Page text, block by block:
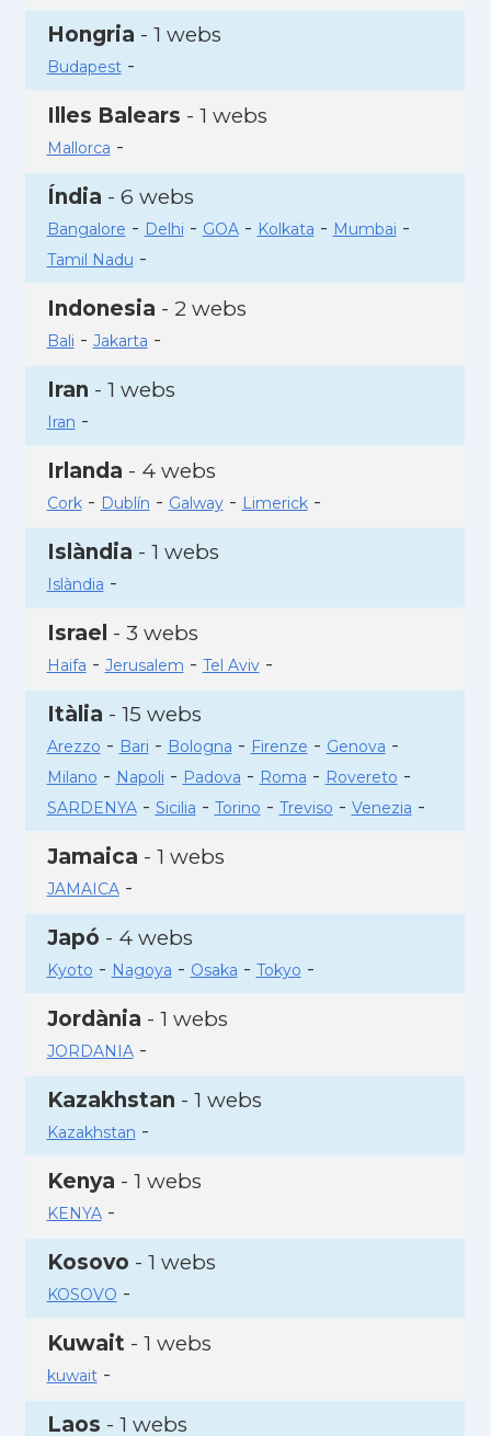
Hongria - 1 webs
Budapest-
Illes Balears - 1 webs
Mallorca -
Índia - 6 webs
Bangalore - Delhi - GOA- Kolkata - Mumbai -
Tamil Nadu -
Indonesia - 2 webs
Bali - Jakarta -
Iran - 1 webs
Iran -
Irlanda - 4 webs
Cork- Dublín - Galway- Limerick-
Islàndia - 1 webs
Islàndia -
Israel - 3 webs
Haifa - Jerusalem - Tel Aviv-
Itàlia - 15 webs
Arezzo - Bari - Bologna - Firenze - Genova -
Milano - Napoli - Padova - Roma - Rovereto -
SARDENYA- Sicilia - Torino - Treviso - Venezia -
Jamaica - 1 webs
JAMAICA-
Japó - 4 webs
Kyoto - Nagoya - Osaka - Tokyo -
Jordània - 1 webs
JORDANIA-
Kazakhstan - 1 webs
Kazakhstan -
Kenya - 1 webs
KENYA-
Kosovo - 1 webs
KOSOVO -
Kuwait - 1 webs
kuwait-
Laos - 1 webs